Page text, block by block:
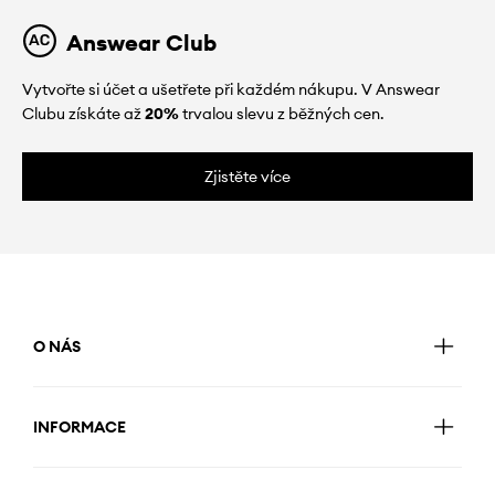
Answear Club
Vytvořte si účet a ušetřete při každém nákupu. V Answear
Clubu získáte až20%trvalou slevu z běžných cen.
Zjistěte více
O NÁS
INFORMACE